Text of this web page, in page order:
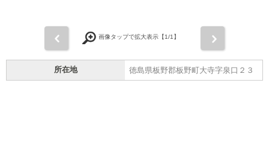
前 画像タップで拡大表示【1/1】
所在地 徳島県板野郡板野町大寺字泉口２３